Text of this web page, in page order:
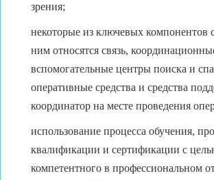
зрения;
некоторые из ключевых компонентов
ним относятся связь,
вспомогательные центры поиска и
оперативные средства и средства
координатор на месте проведения
использование процесса обучения,
квалификации и сертификации с
компетентного в профессиональном